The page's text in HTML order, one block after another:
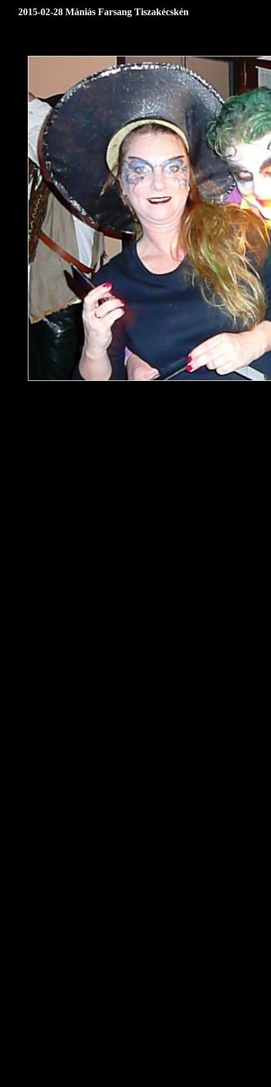
2015-02-28 Mániás Farsang Tiszakécskén